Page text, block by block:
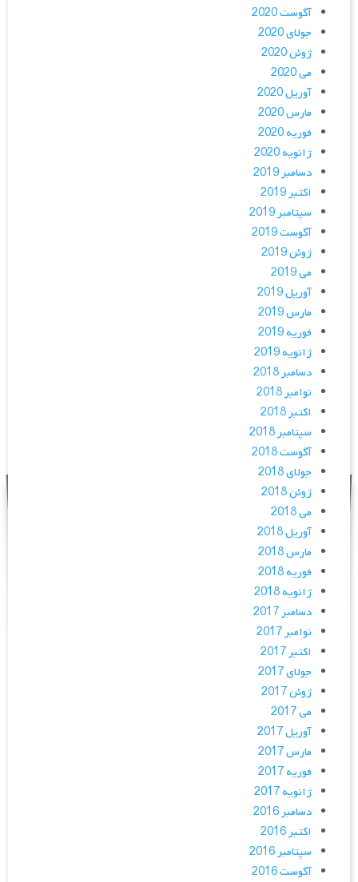
آگوست 2020
جولای 2020
ژوئن 2020
می 2020
آوریل 2020
مارس 2020
فوریه 2020
ژانویه 2020
دسامبر 2019
اکتبر 2019
سپتامبر 2019
آگوست 2019
ژوئن 2019
می 2019
آوریل 2019
مارس 2019
فوریه 2019
ژانویه 2019
دسامبر 2018
نوامبر 2018
اکتبر 2018
سپتامبر 2018
آگوست 2018
جولای 2018
ژوئن 2018
می 2018
آوریل 2018
مارس 2018
فوریه 2018
ژانویه 2018
دسامبر 2017
نوامبر 2017
اکتبر 2017
جولای 2017
ژوئن 2017
می 2017
آوریل 2017
مارس 2017
فوریه 2017
ژانویه 2017
دسامبر 2016
اکتبر 2016
سپتامبر 2016
آگوست 2016